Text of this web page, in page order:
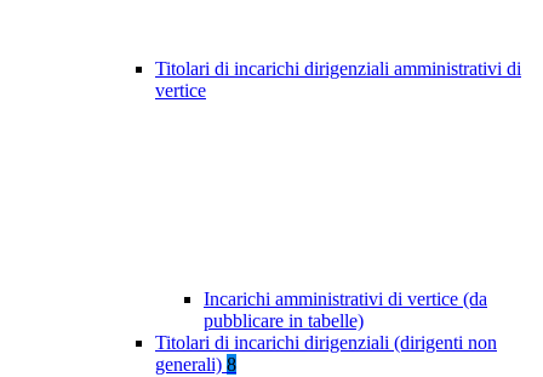
Titolari di incarichi dirigenziali amministrativi di
vertice
Incarichi amministrativi di vertice (da
pubblicare in tabelle)
Titolari di incarichi dirigenziali (dirigenti non
generali) 8